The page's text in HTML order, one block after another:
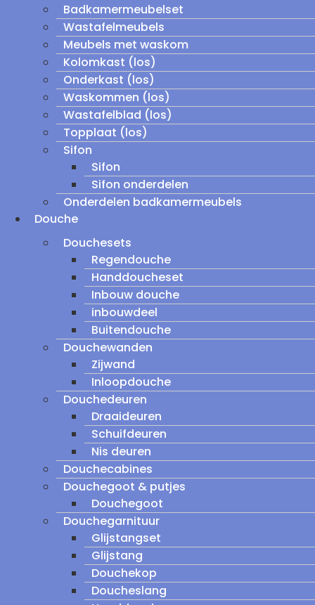
Badkamermeubelset
Wastafelmeubels
Meubels met waskom
Kolomkast (los)
Onderkast (los)
Waskommen (los)
Wastafelblad (los)
Topplaat (los)
Sifon
Sifon
Sifon onderdelen
Onderdelen badkamermeubels
Douche
Douchesets
Regendouche
Handdoucheset
Inbouw douche
inbouwdeel
Buitendouche
Douchewanden
Zijwand
Inloopdouche
Douchedeuren
Draaideuren
Schuifdeuren
Nis deuren
Douchecabines
Douchegoot & putjes
Douchegoot
Douchegarnituur
Glijstangset
Glijstang
Douchekop
Doucheslang